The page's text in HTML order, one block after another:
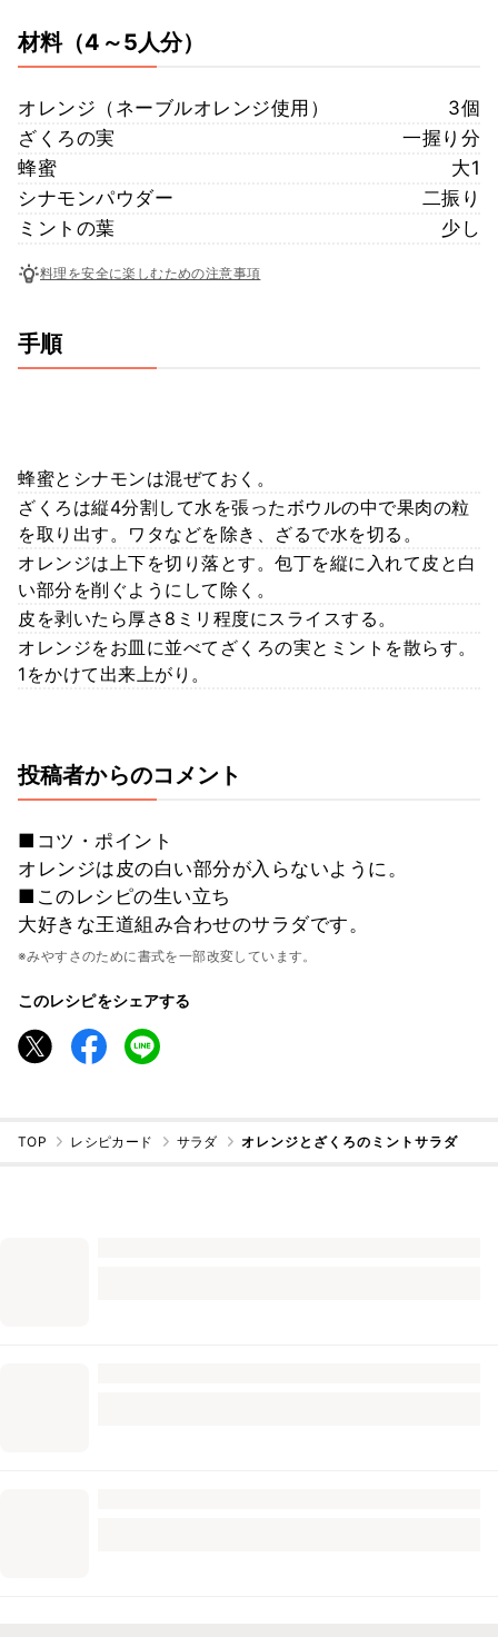
材料（4～5人分）
オレンジ（ネーブルオレンジ使用）
3個
ざくろの実
一握り分
蜂蜜
大1
シナモンパウダー
二振り
ミントの葉
少し
料理を安全に楽しむための注意事項
手順
蜂蜜とシナモンは混ぜておく。
ざくろは縦4分割して水を張ったボウルの中で果肉の粒
を取り出す。ワタなどを除き、ざるで水を切る。
オレンジは上下を切り落とす。包丁を縦に入れて皮と白
い部分を削ぐようにして除く。
皮を剥いたら厚さ8ミリ程度にスライスする。
オレンジをお皿に並べてざくろの実とミントを散らす。
1をかけて出来上がり。
投稿者からのコメント
■コツ・ポイント
オレンジは皮の白い部分が入らないように。
■このレシピの生い立ち
大好きな王道組み合わせのサラダです。
※みやすさのために書式を一部改変しています。
このレシピをシェアする
TOP レシピカード サラダ オレンジとざくろのミントサラダ